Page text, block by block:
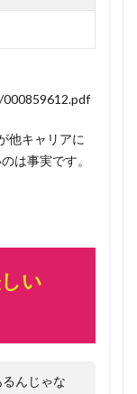
他キャリアに
は事実です。
い
んじゃな